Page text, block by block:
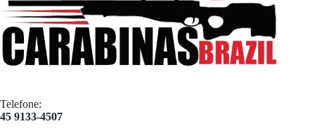
Telefone:
45 9133-4507